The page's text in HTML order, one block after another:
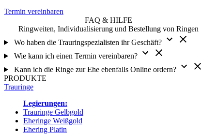
Termin vereinbaren
FAQ & HILFE
Ringweiten, Individualisierung und Bestellung von Ringen
Wo haben die Trauringspezialisten ihr Geschäft?
Wie kann ich einen Termin vereinbaren?
Kann ich die Ringe zur Ehe ebenfalls Online ordern?
PRODUKTE
Trauringe
Legierungen:
Trauringe Gelbgold
Eheringe Weißgold
Ehering Platin